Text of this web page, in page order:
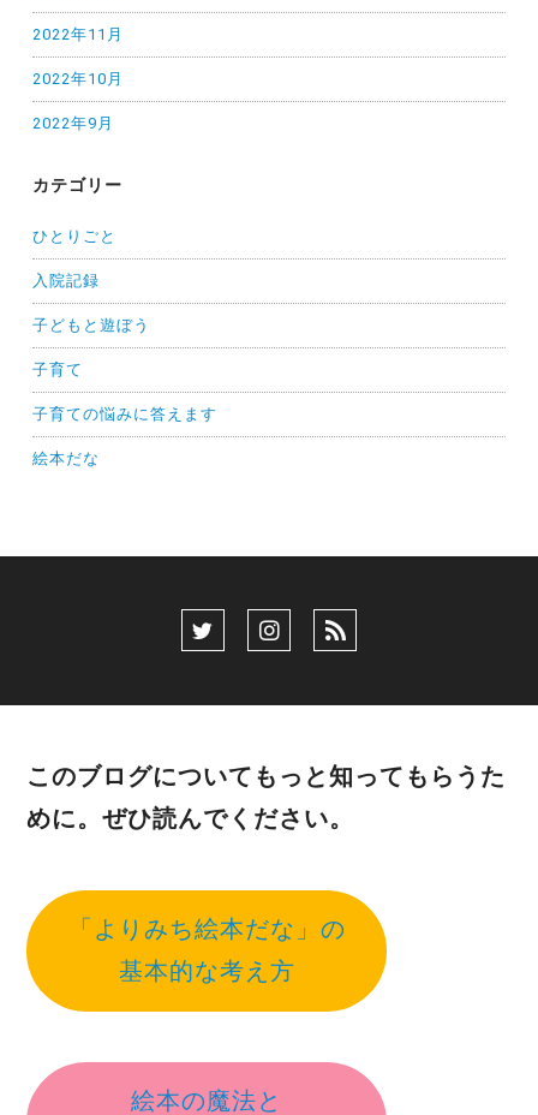
2022年11月
2022年10月
2022年9月
カテゴリー
ひとりごと
入院記録
子どもと遊ぼう
子育て
子育ての悩みに答えます
絵本だな
このブログについてもっと知ってもらうた
めに。ぜひ読んでください。
「よりみち絵本だな」の
基本的な考え方
絵本の魔法と